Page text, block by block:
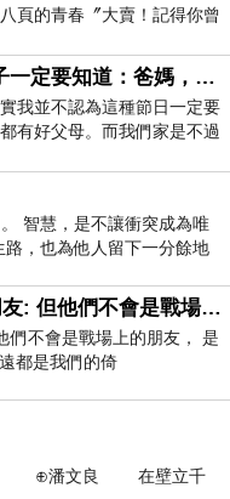
頁的青春〞大賣！記得你曾
讚的圖^^感覺大家
出生即欠債？孩子一定要知道：爸媽，其實我不欠你們
我並不認為這種節日一定要
有好父母。而我們家是不過
式感，生活趨近冷
智慧，是不讓衝突成為唯
，也為他人留下一分餘地
我們在國外留學時會結交一些好朋友: 但他們不會是戰場上的朋友
們不會是戰場上的朋友， 是
都是我們的倚
壁立千